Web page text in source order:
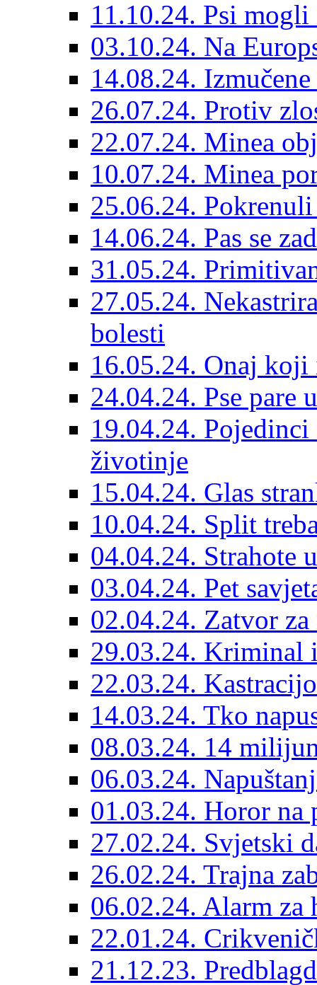
11.10.24. Psi
03.10.24. Na
14.08.24.
26.07.24. Protiv
22.07.24. Minea
10.07.24. Minea
25.06.24.
14.06.24. Pas se
31.05.24.
27.05.24.
bolesti
16.05.24. Onaj koji
24.04.24. Pse pare
19.04.24.
životinje
15.04.24. Glas
10.04.24. Split
04.04.24. Strahote
03.04.24. Pet
02.04.24. Zatvor
29.03.24. Kriminal
22.03.24.
14.03.24. Tko
08.03.24. 14
06.03.24.
01.03.24. Horor na
27.02.24. Svjetski
26.02.24. Trajna
06.02.24. Alarm
22.01.24.
21.12.23.